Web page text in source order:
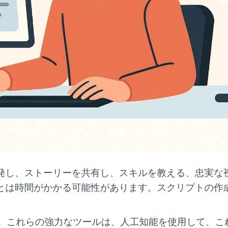
、ストーリーを共有し、スキルを教える、忠実
時間がかかる可能性があります。スクリプトの
れらの強力なツールは、人工知能を使用して、